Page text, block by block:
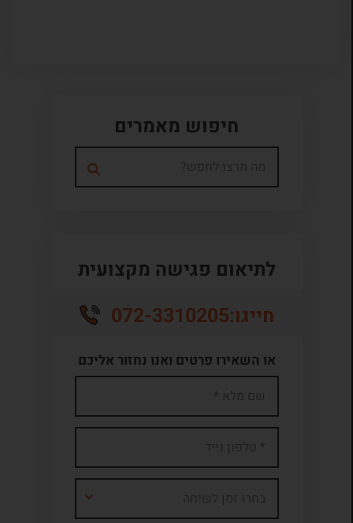
חיפוש מאמרים
לתיאום פגישה מקצועית
חייגו:072-3310205
או השאירו פרטים ואנו נחזור אליכם